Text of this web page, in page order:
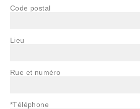
Code postal
Lieu
Rue et numéro
*Téléphone